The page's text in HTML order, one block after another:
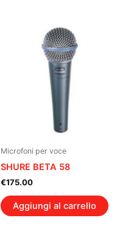
Microfoni per voce
SHURE BETA 58
€175.00
Aggiungi al carrello